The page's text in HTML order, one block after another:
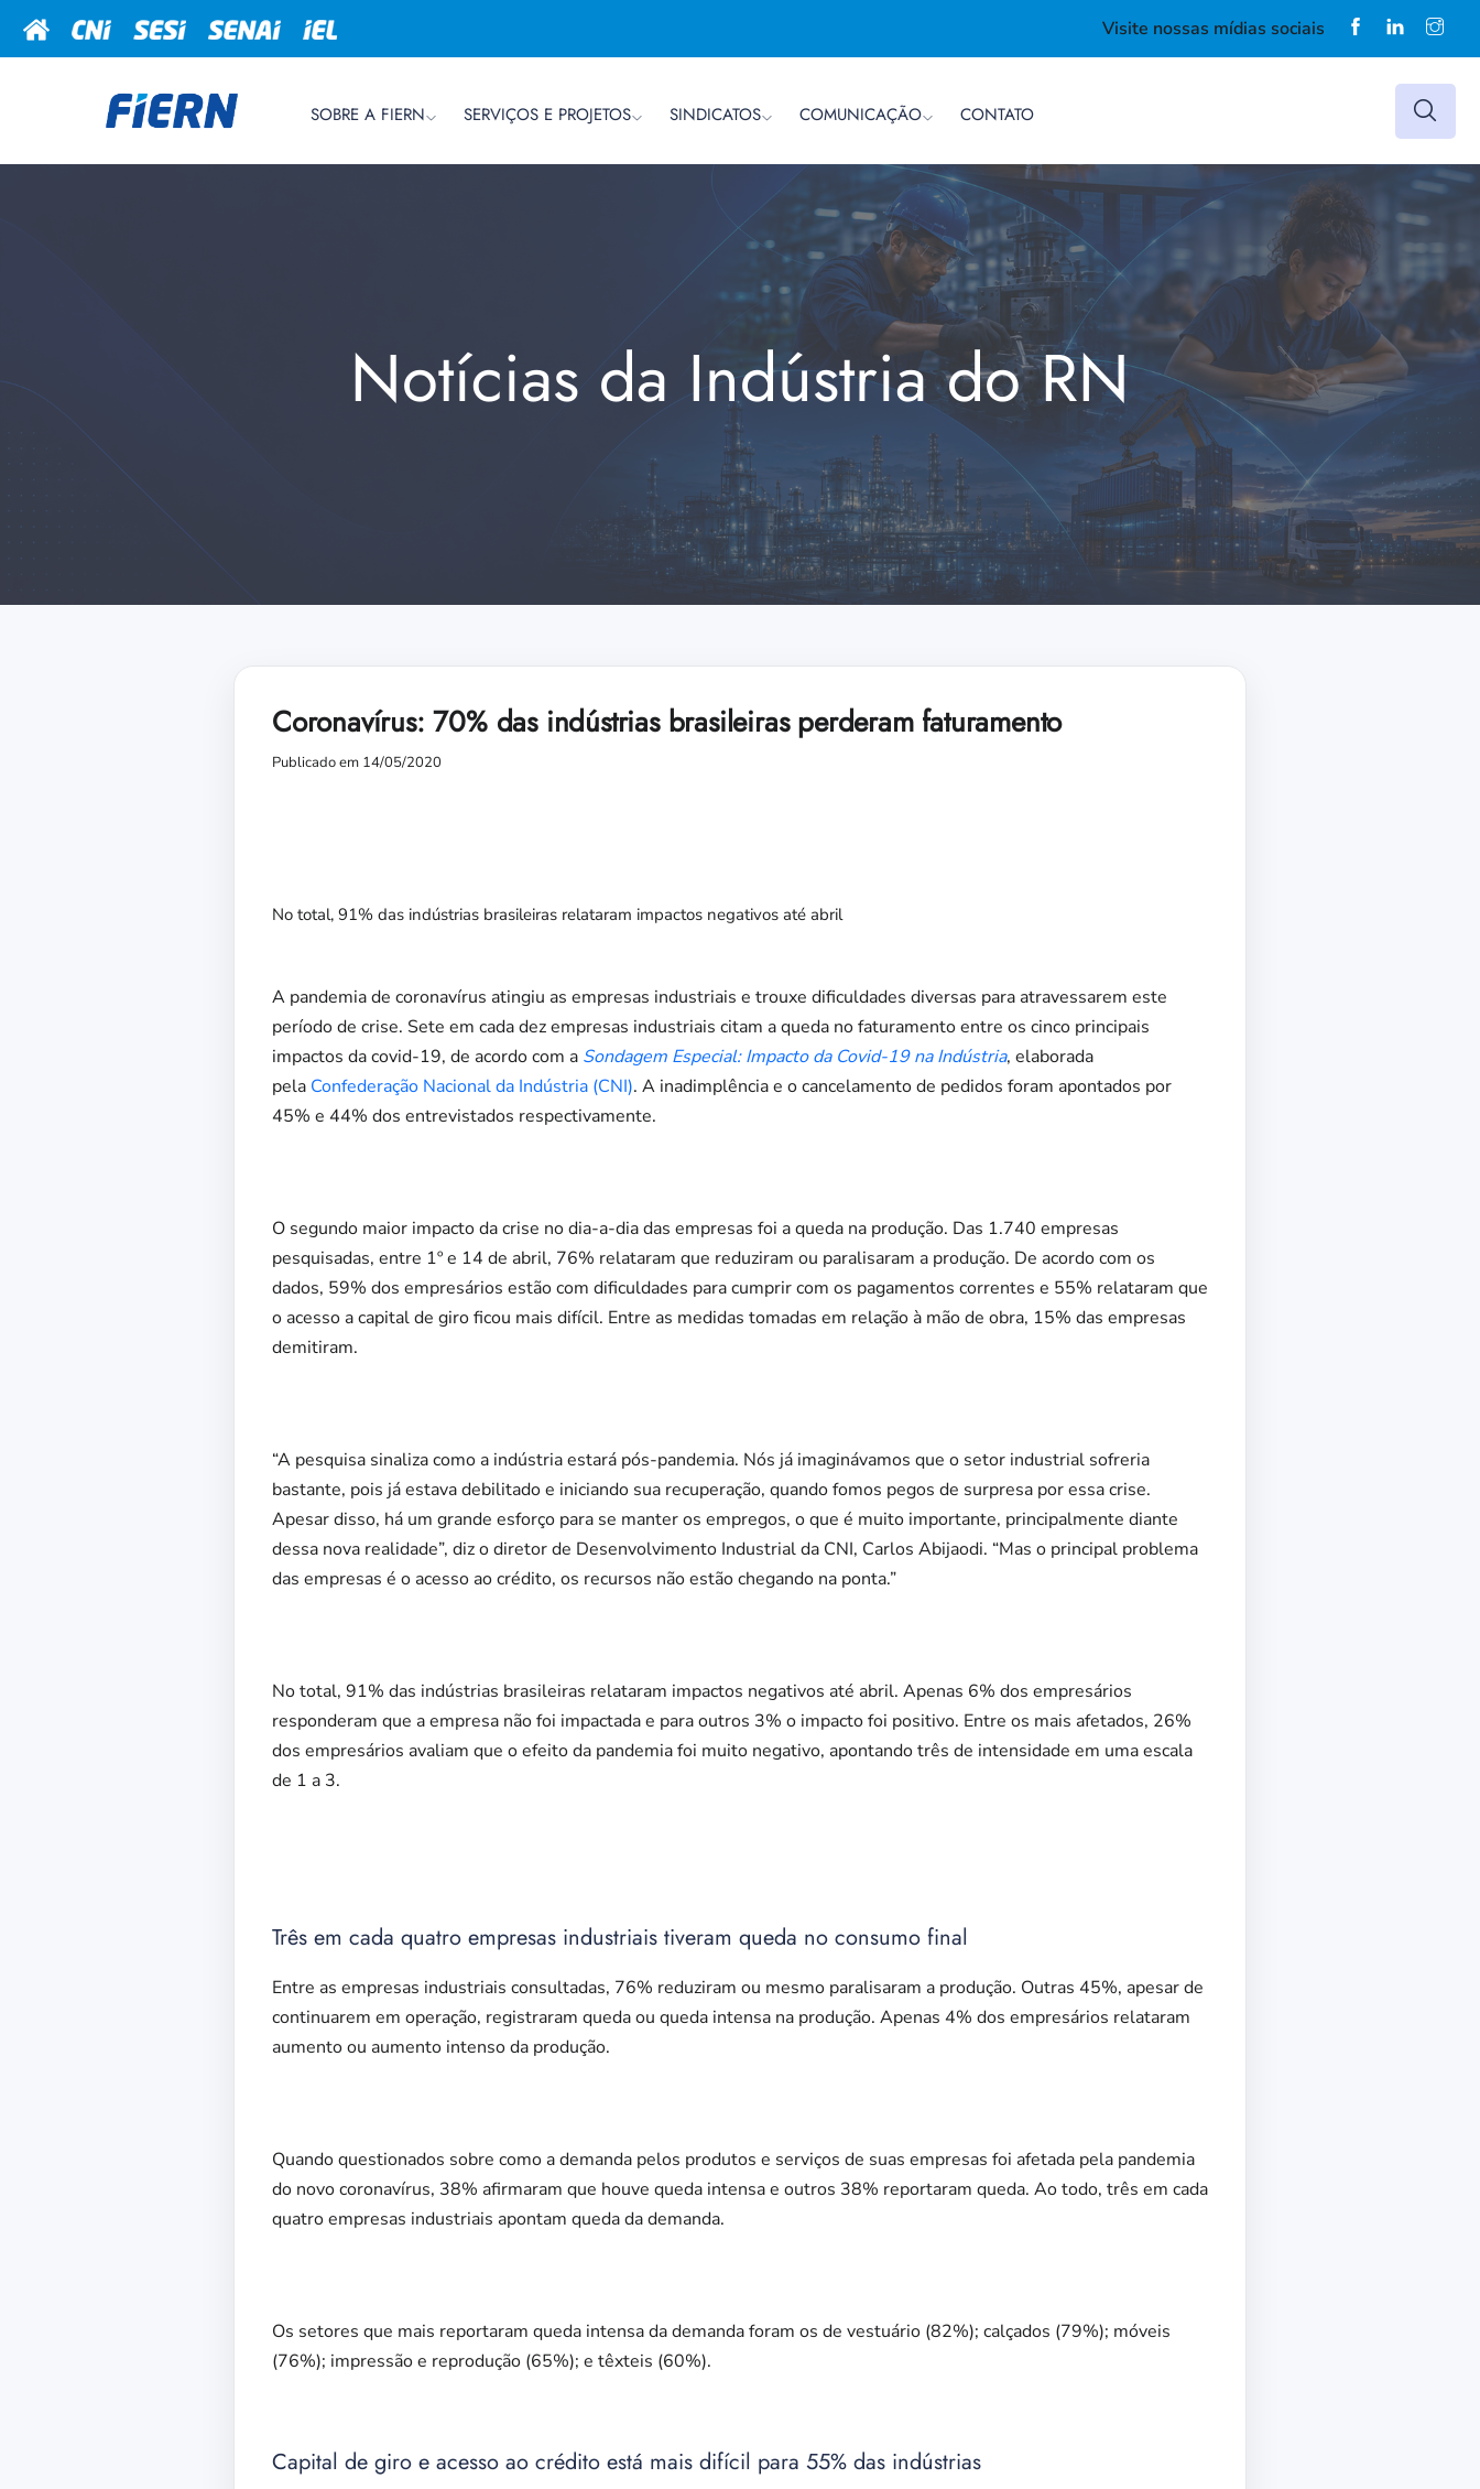
Visite nossas mídias sociais
SOBRE A FIERN SERVIÇOS E PROJETOS SINDICATOS COMUNICAÇÃO CONTATO
Notícias da Indústria do RN
Coronavírus: 70% das indústrias brasileiras perderam faturamento
Publicado em 14/05/2020
No total, 91% das indústrias brasileiras relataram impactos negativos até abril
A pandemia de coronavírus atingiu as empresas industriais e trouxe dificuldades diversas para atravessarem este
período de crise. Sete em cada dez empresas industriais citam a queda no faturamento entre os cinco principais
impactos da covid-19, de acordo com a Sondagem Especial: Impacto da Covid-19 na Indústria, elaborada
pela Confederação Nacional da Indústria (CNI). A inadimplência e o cancelamento de pedidos foram apontados por
45% e 44% dos entrevistados respectivamente.
O segundo maior impacto da crise no dia-a-dia das empresas foi a queda na produção. Das 1.740 empresas
pesquisadas, entre 1º e 14 de abril, 76% relataram que reduziram ou paralisaram a produção. De acordo com os
dados, 59% dos empresários estão com dificuldades para cumprir com os pagamentos correntes e 55% relataram que
o acesso a capital de giro ficou mais difícil. Entre as medidas tomadas em relação à mão de obra, 15% das empresas
demitiram.
“A pesquisa sinaliza como a indústria estará pós-pandemia. Nós já imaginávamos que o setor industrial sofreria
bastante, pois já estava debilitado e iniciando sua recuperação, quando fomos pegos de surpresa por essa crise.
Apesar disso, há um grande esforço para se manter os empregos, o que é muito importante, principalmente diante
dessa nova realidade”, diz o diretor de Desenvolvimento Industrial da CNI, Carlos Abijaodi. “Mas o principal problema
das empresas é o acesso ao crédito, os recursos não estão chegando na ponta.”
No total, 91% das indústrias brasileiras relataram impactos negativos até abril. Apenas 6% dos empresários
responderam que a empresa não foi impactada e para outros 3% o impacto foi positivo. Entre os mais afetados, 26%
dos empresários avaliam que o efeito da pandemia foi muito negativo, apontando três de intensidade em uma escala
de 1 a 3.
Três em cada quatro empresas industriais tiveram queda no consumo final
Entre as empresas industriais consultadas, 76% reduziram ou mesmo paralisaram a produção. Outras 45%, apesar de
continuarem em operação, registraram queda ou queda intensa na produção. Apenas 4% dos empresários relataram
aumento ou aumento intenso da produção.
Quando questionados sobre como a demanda pelos produtos e serviços de suas empresas foi afetada pela pandemia
do novo coronavírus, 38% afirmaram que houve queda intensa e outros 38% reportaram queda. Ao todo, três em cada
quatro empresas industriais apontam queda da demanda.
Os setores que mais reportaram queda intensa da demanda foram os de vestuário (82%); calçados (79%); móveis
(76%); impressão e reprodução (65%); e têxteis (60%).
Capital de giro e acesso ao crédito está mais difícil para 55% das indústrias